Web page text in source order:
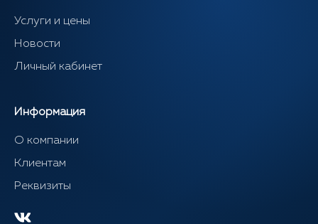
Услуги и цены
Новости
Личный кабинет
Информация
О компании
Клиентам
Реквизиты